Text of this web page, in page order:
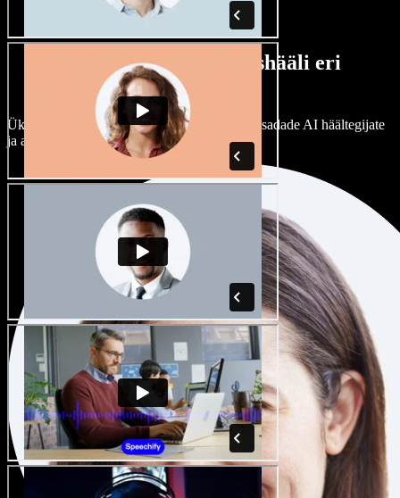
Lai valik mees- ja naishääli eri
aktsentidega
Ükski projekt ei pea kõlama ühtemoodi. Vali sadade AI häältegijate
ja aktsentide hulgast ning kohanda neid.